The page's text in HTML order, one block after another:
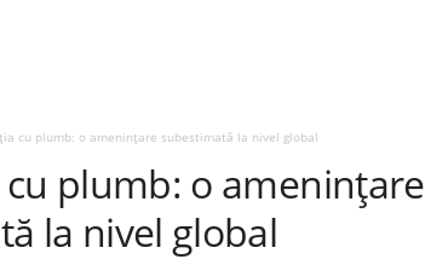
cu plumb: o amenințare subestimată la nivel global
plumb: o amenințare
la nivel global